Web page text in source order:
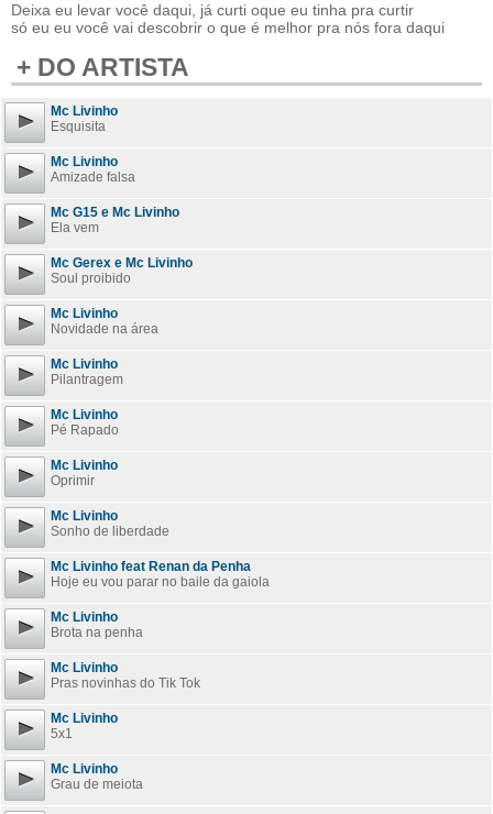
Deixa eu levar você daqui, já curti oque eu tinha pra curtir
só eu eu você vai descobrir o que é melhor pra nós fora daqui
+ DO ARTISTA
Mc Livinho
Esquisita
Mc Livinho
Amizade falsa
Mc G15 e Mc Livinho
Ela vem
Mc Gerex e Mc Livinho
Soul proibido
Mc Livinho
Novidade na área
Mc Livinho
Pilantragem
Mc Livinho
Pé Rapado
Mc Livinho
Oprimir
Mc Livinho
Sonho de liberdade
Mc Livinho feat Renan da Penha
Hoje eu vou parar no baile da gaiola
Mc Livinho
Brota na penha
Mc Livinho
Pras novinhas do Tik Tok
Mc Livinho
5x1
Mc Livinho
Grau de meiota